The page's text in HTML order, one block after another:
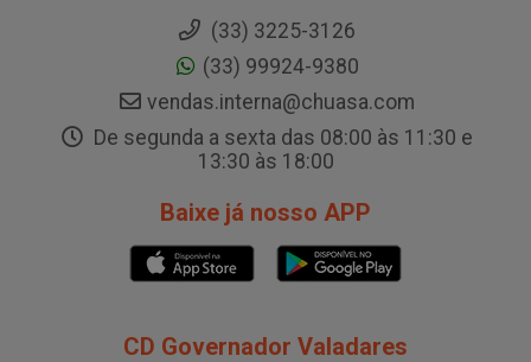
(33) 3225-3126
(33) 99924-9380
vendas.interna@chuasa.com
De segunda a sexta das 08:00 às 11:30 e
13:30 às 18:00
Baixe já nosso APP
CD Governador Valadares